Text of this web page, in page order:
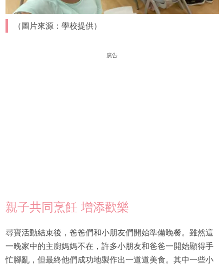
（圖片來源：學校提供）
廣告
親子共同烹飪 增添歡樂
尋寶活動結束後，爸爸們和小朋友們開始準備晚餐。雖然這
一晚家中的主廚媽媽不在，許多小朋友和爸爸一開始顯得手
忙腳亂，但最終他們成功地製作出一道道美食。其中一些小